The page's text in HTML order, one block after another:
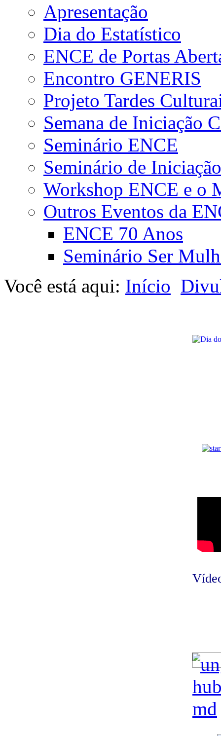
Apresentação
Dia do Estatístico
ENCE de Portas
Encontro GENERIS
Projeto Tardes
Semana de Iniciação
Seminário ENCE
Seminário de
Workshop ENCE e o
Outros Eventos da
ENCE 70 Anos
Seminário Ser
Você está aqui: Início